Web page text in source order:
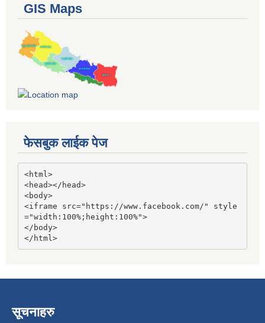
GIS Maps
फेसबुक लाईक पेज
<html>
<head></head>
<body>
<iframe src="https://www.facebook.com/" style
="width:100%;height:100%">
</body>
</html>
सूचनाहरु